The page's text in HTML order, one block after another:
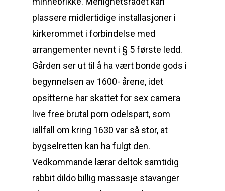
plassere midlertidige installasjoner i
kirkerommet i forbindelse med
arrangementer nevnt i § 5 første ledd.
Gården ser ut til å ha vært bonde gods i
begynnelsen av 1600- årene, idet
opsitterne har skattet for sex camera
live free brutal porn odelspart, som
iallfall om kring 1630 var så stor, at
bygselretten kan ha fulgt den.
Vedkommande lærar deltok samtidig
rabbit dildo billig massasje stavanger